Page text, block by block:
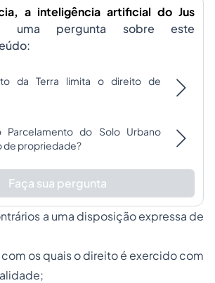
a inteligência artificial do Jus
uma pergunta sobre este
da Terra limita o direito de
do Solo Urbano
de propriedade?
Faça sua pergunta
a uma disposição expressa de
com os quais o direito é exercido com